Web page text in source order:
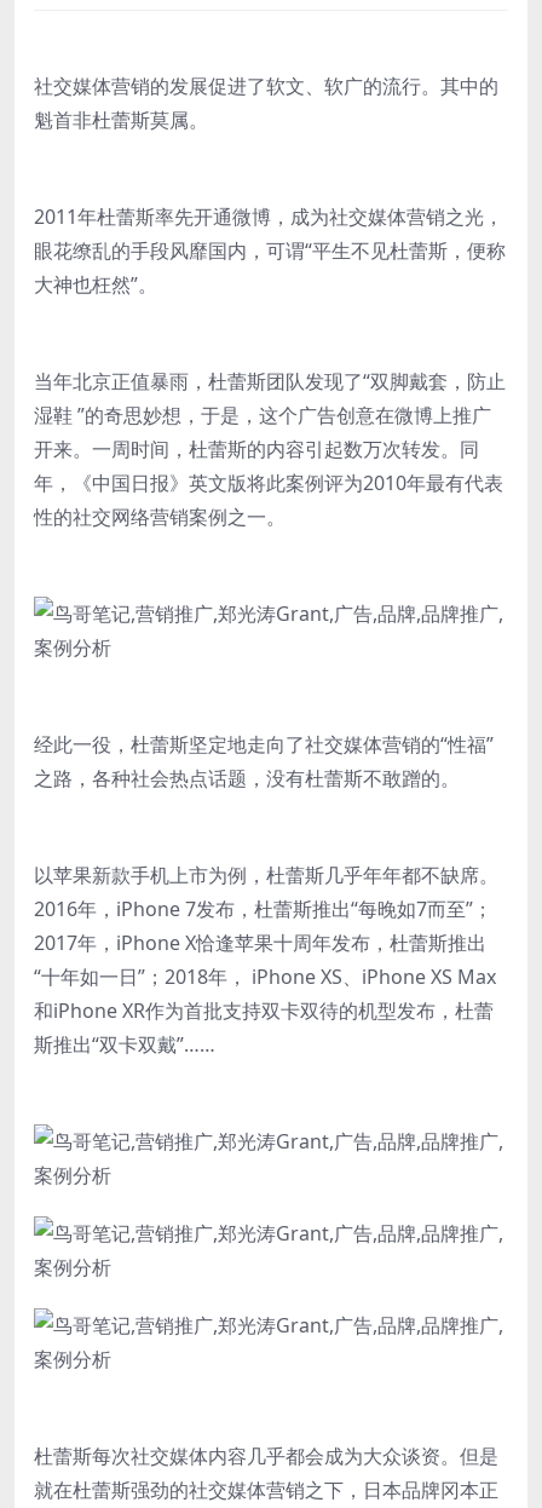
社交媒体营销的发展促进了软文、软广的流行。其中的
魁首非杜蕾斯莫属。
2011年杜蕾斯率先开通微博，成为社交媒体营销之光，
眼花缭乱的手段风靡国内，可谓“平生不见杜蕾斯，便称
大神也枉然”。
当年北京正值暴雨，杜蕾斯团队发现了“双脚戴套，防止
湿鞋 ”的奇思妙想，于是，这个广告创意在微博上推广
开来。一周时间，杜蕾斯的内容引起数万次转发。同
年，《中国日报》英文版将此案例评为2010年最有代表
性的社交网络营销案例之一。
经此一役，杜蕾斯坚定地走向了社交媒体营销的“性福”
之路，各种社会热点话题，没有杜蕾斯不敢蹭的。
以苹果新款手机上市为例，杜蕾斯几乎年年都不缺席。
2016年，iPhone 7发布，杜蕾斯推出“每晚如7而至”；
2017年，iPhone X恰逢苹果十周年发布，杜蕾斯推出
“十年如一日”；2018年， iPhone XS、iPhone XS Max
和iPhone XR作为首批支持双卡双待的机型发布，杜蕾
斯推出“双卡双戴”……
杜蕾斯每次社交媒体内容几乎都会成为大众谈资。但是
就在杜蕾斯强劲的社交媒体营销之下，日本品牌冈本正